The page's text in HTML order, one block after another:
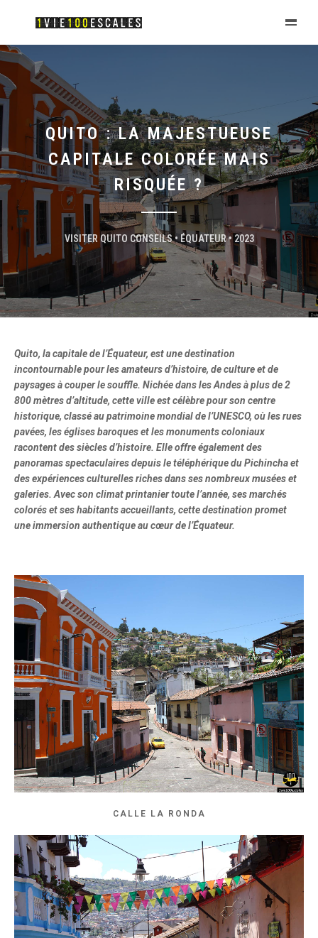
QUITO : LA MAJESTUEUSE
CAPITALE COLORÉE MAIS
RISQUÉE ?
VISITER QUITO CONSEILS • ÉQUATEUR • 2023
Quito, la capitale de l’Équateur, est une destination
incontournable pour les amateurs d’histoire, de culture et de
paysages à couper le souffle. Nichée dans les Andes à plus de 2
800 mètres d’altitude, cette ville est célèbre pour son centre
historique, classé au patrimoine mondial de l’UNESCO, où les rues
pavées, les églises baroques et les monuments coloniaux
racontent des siècles d’histoire. Elle offre également des
panoramas spectaculaires depuis le téléphérique du Pichincha et
des expériences culturelles riches dans ses nombreux musées et
galeries. Avec son climat printanier toute l’année, ses marchés
colorés et ses habitants accueillants, cette destination promet
une immersion authentique au cœur de l’Équateur.
CALLE LA RONDA